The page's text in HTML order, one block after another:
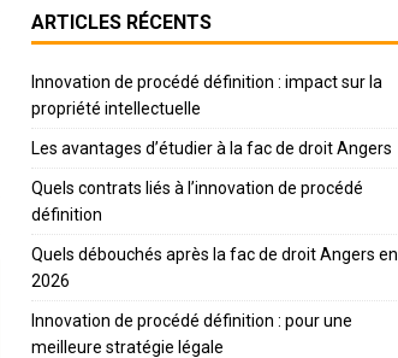
ARTICLES RÉCENTS
Innovation de procédé définition : impact sur la
propriété intellectuelle
Les avantages d’étudier à la fac de droit Angers
Quels contrats liés à l’innovation de procédé
définition
Quels débouchés après la fac de droit Angers en
2026
Innovation de procédé définition : pour une
meilleure stratégie légale